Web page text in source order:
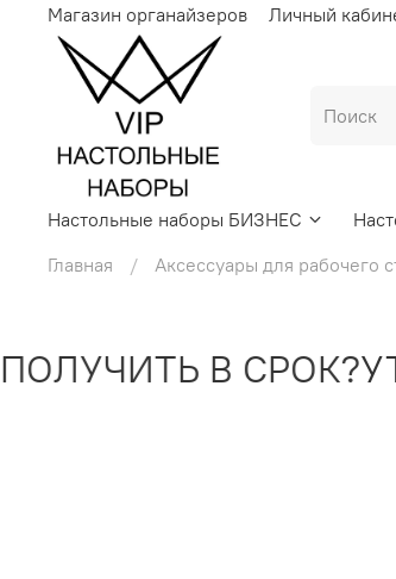
Магазин органайзеров Личный
Настольные наборы БИЗНЕС
Главная
Аксессуары для рабочего
В СРОК?